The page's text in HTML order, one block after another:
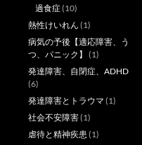
過食症(10)
熱性けいれん (1)
病気の予後【適応障害、う
つ、パニック】
(1)
発達障害、自閉症、ADHD
(6)
発達障害とトラウマ (1)
社会不安障害(1)
虐待と精神疾患 (1)